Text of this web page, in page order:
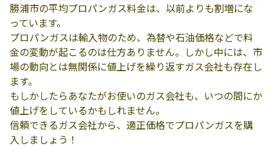
勝浦市の平均プロパンガス料金は、以前よりも割増にな
っています。
プロパンガスは輸入物のため、為替や石油価格などで料
金の変動が起こるのは仕方ありません。しかし中には、市
場の動向とは無関係に値上げを繰り返すガス会社も存在し
ます。
もしかしたらあなたがお使いのガス会社も、いつの間にか
値上げをしているかもしれません。
信頼できるガス会社から、適正価格でプロパンガスを購
入しましょう！